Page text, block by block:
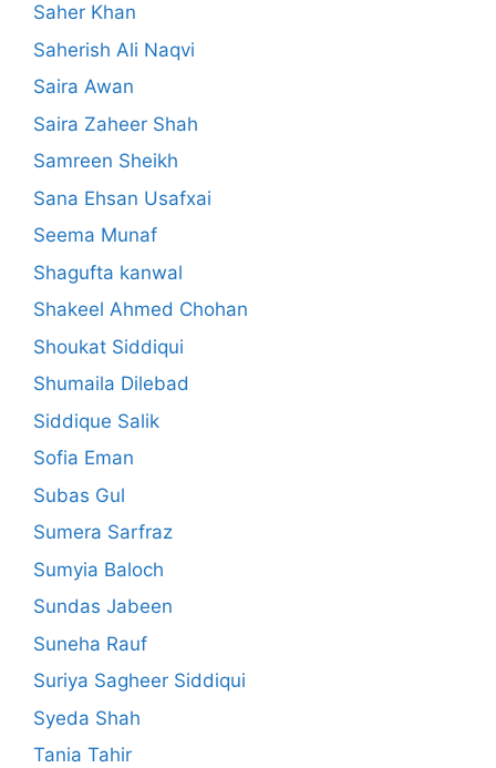
Saher Khan
Saherish Ali Naqvi
Saira Awan
Saira Zaheer Shah
Samreen Sheikh
Sana Ehsan Usafxai
Seema Munaf
Shagufta kanwal
Shakeel Ahmed Chohan
Shoukat Siddiqui
Shumaila Dilebad
Siddique Salik
Sofia Eman
Subas Gul
Sumera Sarfraz
Sumyia Baloch
Sundas Jabeen
Suneha Rauf
Suriya Sagheer Siddiqui
Syeda Shah
Tania Tahir